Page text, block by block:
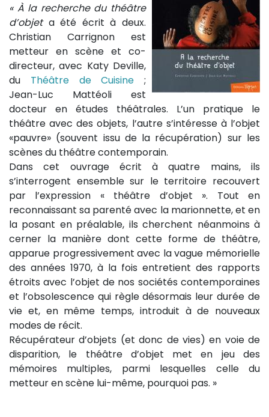
« À la recherche du théâtre
d’objeta été écrit à deux.
Christian Carrignon est
metteur en scène et co-
directeur, avec Katy Deville,
du Théâtre de Cuisine ;
Jean-Luc Mattéoli est
docteur en études théâtrales. L’un pratique le
théâtre avec des objets, l’autre s’intéresse à l’objet
«pauvre» (souvent issu de la récupération) sur les
scènes du théâtre contemporain.
Dans cet ouvrage écrit à quatre mains, ils
s’interrogent ensemble sur le territoire recouvert
par l’expression « théâtre d’objet ». Tout en
reconnaissant sa parenté avec la marionnette, et en
la posant en préalable, ils cherchent néanmoins à
cerner la manière dont cette forme de théâtre,
apparue progressivement avec la vague mémorielle
des années 1970, à la fois entretient des rapports
étroits avec l’objet de nos sociétés contemporaines
et l’obsolescence qui règle désormais leur durée de
vie et, en même temps, introduit à de nouveaux
modes de récit.
Récupérateur d’objets (et donc de vies) en voie de
disparition, le théâtre d’objet met en jeu des
mémoires multiples, parmi lesquelles celle du
metteur en scène lui-même, pourquoi pas. »